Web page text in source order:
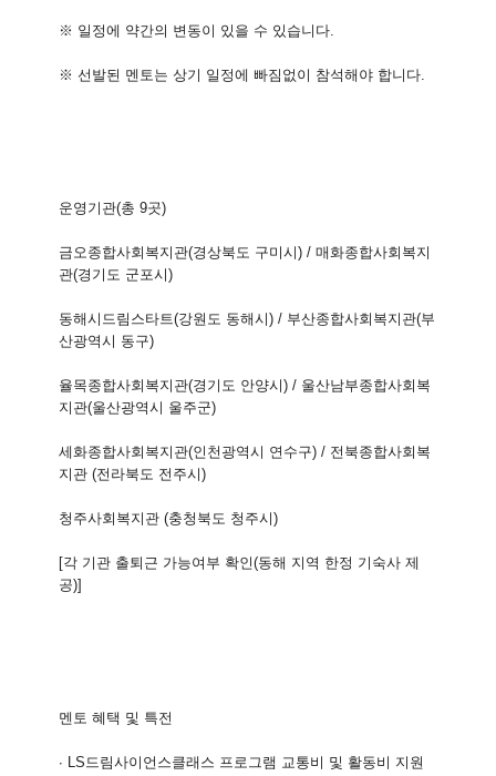
※ 일정에 약간의 변동이 있을 수 있습니다.
※ 선발된 멘토는 상기 일정에 빠짐없이 참석해야 합니다.
운영기관(총 9곳)
금오종합사회복지관(경상북도 구미시) / 매화종합사회복지
관(경기도 군포시)
동해시드림스타트(강원도 동해시) / 부산종합사회복지관(부
산광역시 동구)
율목종합사회복지관(경기도 안양시) / 울산남부종합사회복
지관(울산광역시 울주군)
세화종합사회복지관(인천광역시 연수구) / 전북종합사회복
지관 (전라북도 전주시)
청주사회복지관 (충청북도 청주시)
[각 기관 출퇴근 가능여부 확인(동해 지역 한정 기숙사 제
공)]
멘토 혜택 및 특전
∙ LS드림사이언스클래스 프로그램 교통비 및 활동비 지원